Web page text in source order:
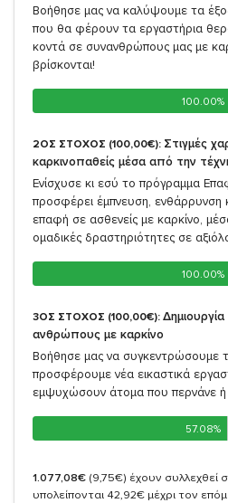
Βοήθησε μας να καλύψουμε τα
που θα φέρουν τα εργαστήρια
κοντά σε συνανθρώπους μας με
βρίσκονται!
100.00%
100.00%
2ΟΣ ΣΤΟΧΟΣ (100,00€): Στιγμές
καρκινοπαθείς μέσα από την
Ενίσχυσε κι εσύ το πρόγραμμα
προσφέρει έμπνευση, ενθάρρυνση
επαφή σε ασθενείς με καρκίνο,
ομαδικές δραστηριότητες σε
100.00%
100.00%
3ΟΣ ΣΤΟΧΟΣ (100,00€):
ανθρώπους με καρκίνο
Βοήθησε μας να συγκεντρώσουμε
προσφέρουμε νέα εικαστικά
εμψυχώσουν άτομα που περνάνε ή
57.08%
57.08%
1.077,08€ (9,75€) έχουν συλλεχθεί
υπολείπονται 42,92€ μέχρι τον